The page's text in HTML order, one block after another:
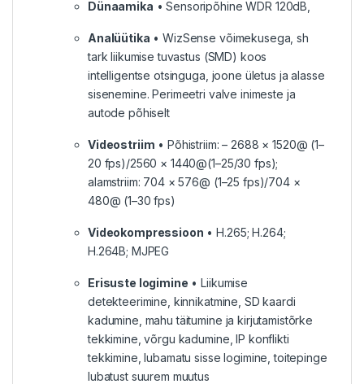
Dünaamika • Sensoripõhine WDR 120dB,
Analüütika • WizSense võimekusega, sh
tark liikumise tuvastus (SMD) koos
intelligentse otsinguga, joone ületus ja alasse
sisenemine. Perimeetri valve inimeste ja
autode põhiselt
Videostriim • Põhistriim: – 2688 × 1520@ (1–
20 fps)/2560 × 1440@(1–25/30 fps);
alamstriim: 704 × 576@ (1–25 fps)/704 ×
480@ (1–30 fps)
Videokompressioon • H.265; H.264;
H.264B; MJPEG
Erisuste logimine • Liikumise
detekteerimine, kinnikatmine, SD kaardi
kadumine, mahu täitumine ja kirjutamistõrke
tekkimine, võrgu kadumine, IP konflikti
tekkimine, lubamatu sisse logimine, toitepinge
lubatust suurem muutus